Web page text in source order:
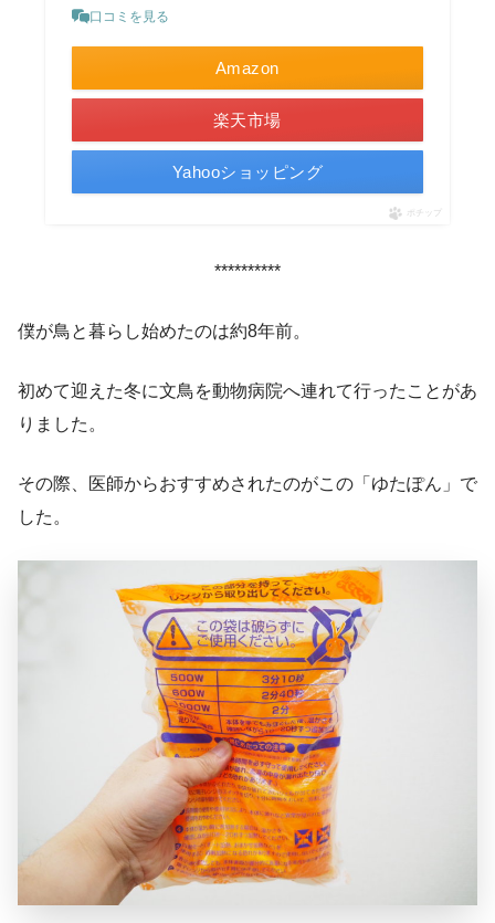
口コミを見る
Amazon
楽天市場
Yahooショッピング
ポチップ
**********
僕が鳥と暮らし始めたのは約8年前。
初めて迎えた冬に文鳥を動物病院へ連れて行ったことがあ
りました。
その際、医師からおすすめされたのがこの「ゆたぽん」で
した。